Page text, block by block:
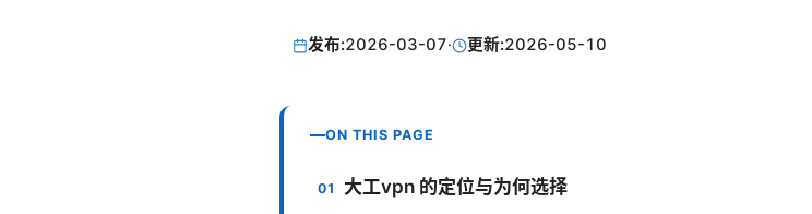
发布:2026-03-07· 更新:2026-05-10
ON THIS PAGE
大工vpn 的定位与为何选择